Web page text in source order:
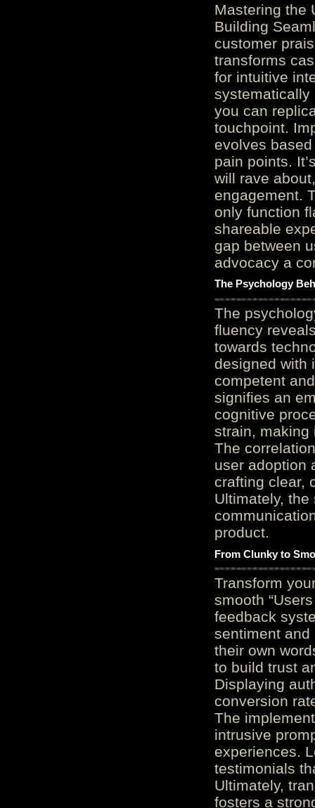
Mastering the
Building
customer
transforms
for intuitive
systematically
you can
touchpoint.
evolves
pain points.
will rave
engagement.
only function
shareable
gap between
advocacy a
The Psychology
The
fluency
towards
designed with
competent
signifies an
cognitive
strain, making
The
user adoption
crafting clear,
Ultimately,
product.
From Clunky to
Transform
smooth
feedback
sentiment and
their own
to build trust
Displaying
conversion
The
intrusive
experiences.
testimonials
Ultimately,
fosters a